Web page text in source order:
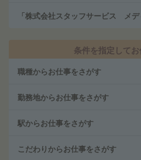
「株式会社スタッフサービス メ
条件を指定して
職種からお仕事をさがす
勤務地からお仕事をさがす
駅からお仕事をさがす
こだわりからお仕事をさがす